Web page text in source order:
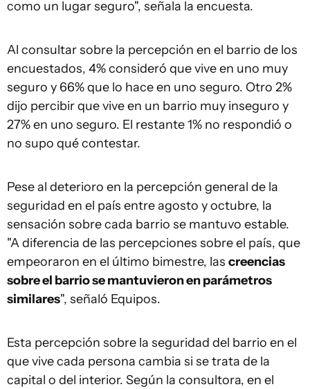
como un lugar seguro", señala la encuesta.
Al consultar sobre la percepción en el barrio de los
encuestados, 4% consideró que vive en uno muy
seguro y 66% que lo hace en uno seguro. Otro 2%
dijo percibir que vive en un barrio muy inseguro y
27% en uno seguro. El restante 1% no respondió o
no supo qué contestar.
Pese al deterioro en la percepción general de la
seguridad en el país entre agosto y octubre, la
sensación sobre cada barrio se mantuvo estable.
"A diferencia de las percepciones sobre el país, que
empeoraron en el último bimestre, las creencias
sobre el barrio se mantuvieron en parámetros
similares", señaló Equipos.
Esta percepción sobre la seguridad del barrio en el
que vive cada persona cambia si se trata de la
capital o del interior. Según la consultora, en el